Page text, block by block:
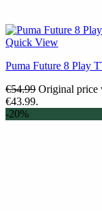
Quick View
Puma Future 8 Play
€54.99 Original price
€43.99.
-20%